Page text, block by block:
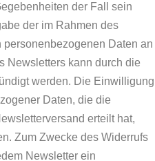
der Fall sein
der im Rahmen des
Daten an
Newsletters kann durch die
werden. Die Einwilligung
Daten, die die
erteilt hat,
Zum Zwecke des Widerrufs
Newsletter ein